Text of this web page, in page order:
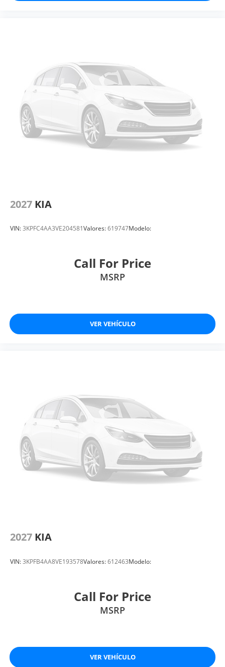
2027 KIA
VIN:3KPFC4AA3VE204581Valores:619747Modelo:
Call For Price
MSRP
VER VEHÍCULO
2027 KIA
VIN:3KPFB4AA8VE193578Valores:612463Modelo:
Call For Price
MSRP
VER VEHÍCULO